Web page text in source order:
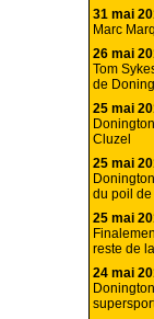
31 mai
Marc
26 mai
Tom
de
25 mai
Cluzel
25 mai
du poil de
25 mai
reste de
24 mai